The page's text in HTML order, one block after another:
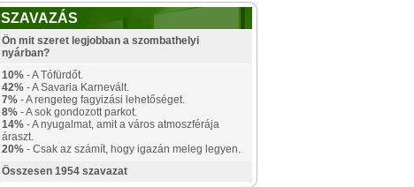
SZAVAZÁS
Ön mit szeret legjobban a szombathelyi
nyárban?
10% - A Tófürdőt.
42% - A Savaria Karnevált.
7% - A rengeteg fagyizási lehetőséget.
8% - A sok gondozott parkot.
14% - A nyugalmat, amit a város atmoszférája
áraszt.
20% - Csak az számít, hogy igazán meleg legyen.
Összesen 1954 szavazat